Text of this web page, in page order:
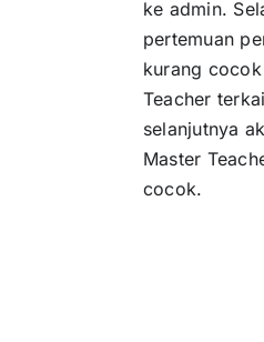
ke admin.
pertemuan
kurang
Teacher
selanjutnya
Master
cocok.